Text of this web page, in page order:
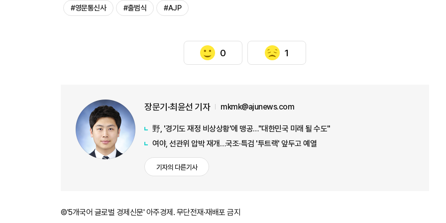
#영문통신사 #출범식 #AJP
0 1
장문기·최윤선 기자 mkmk@ajunews.com
野, '경기도 재정 비상상황'에 맹공…"대한민국 미래 될 수도"
여야, 선관위 압박 재개…국조·특검 '투트랙' 앞두고 예열
기자의 다른기사
©'5개국어 글로벌 경제신문' 아주경제. 무단전재·재배포 금지